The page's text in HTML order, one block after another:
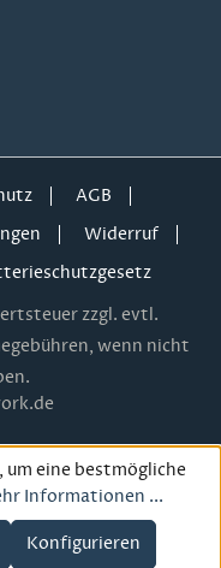
AGB
Widerruf
zzgl. evtl.
wenn nicht
eine bestmögliche
Informationen ...
Konfigurieren